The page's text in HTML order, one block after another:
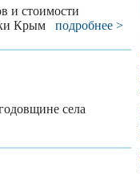
и стоимости
Крым подробнее >
села